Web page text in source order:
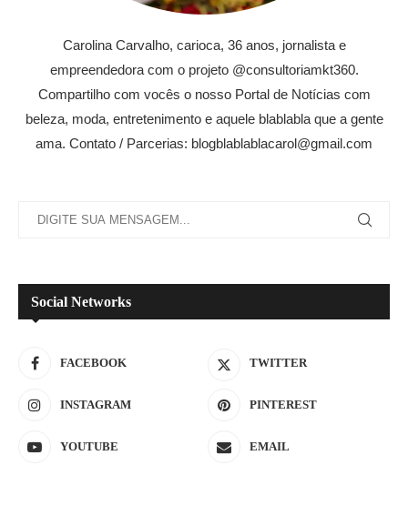
Carolina Carvalho, carioca, 36 anos, jornalista e
empreendedora com o projeto @consultoriamkt360.
Compartilho com vocês o nosso Portal de Notícias com
beleza, moda, entretenimento e aquele blablabla que a gente
ama. Contato / Parcerias: blogblablablacarol@gmail.com
Social Networks
FACEBOOK TWITTER
INSTAGRAM PINTEREST
YOUTUBE EMAIL